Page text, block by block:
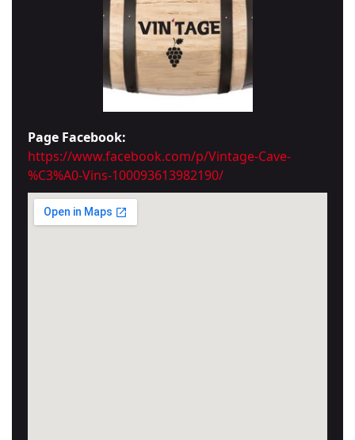
Page Facebook:
https://www.facebook.com/p/Vintage-Cave-
%C3%A0-Vins-100093613982190/